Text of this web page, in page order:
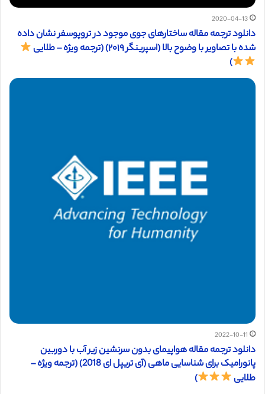
2020-04-13
دانلود ترجمه مقاله ساختارهای جوی موجود در تروپوسفر نشان داده
شده با تصاویر با وضوح بالا (اسپرینگر ۲۰۱۹) (ترجمه ویژه – طلایی
)
2022-10-11
دانلود ترجمه مقاله هواپیمای بدون سرنشین زیر آب با دوربین
پانورامیک برای شناسایی ماهی (آی تریپل ای 2018) (ترجمه ویژه –
طلایی
)